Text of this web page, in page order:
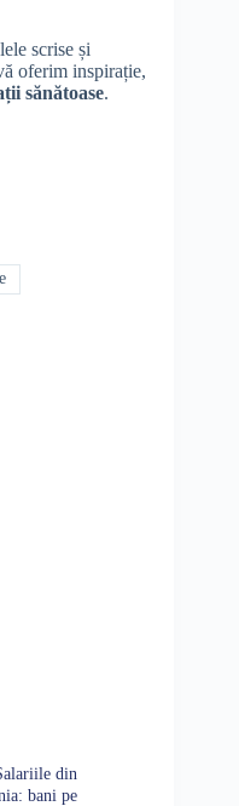
scrise și
oferim inspirație,
sănătoase.
din
bani pe